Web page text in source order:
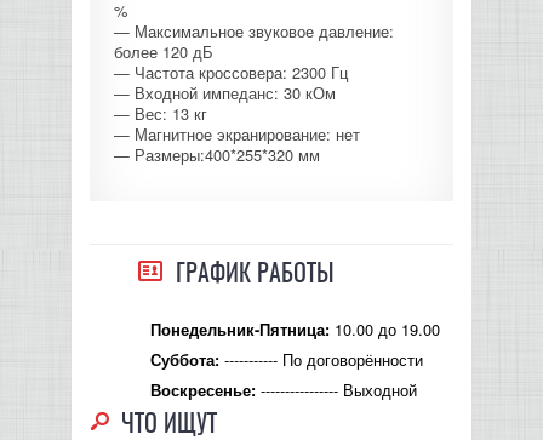
%
— Максимальное звуковое давление:
более 120 дБ
— Частота кроссовера: 2300 Гц
— Входной импеданс: 30 кОм
— Вес: 13 кг
— Магнитное экранирование: нет
— Размеры:400*255*320 мм
ГРАФИК РАБОТЫ
Понедельник-Пятница: 10.00 до 19.00
Суббота: ----------- По договорённости
Воскресенье: ---------------- Выходной
ЧТО ИЩУТ